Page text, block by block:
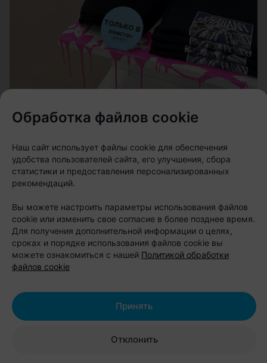
«Мы знаем, как любить Минск во всем
парадные фасады центра, но и за
честный, брутальный характер
спальных и промышленных районов.
Наш город — это не только проспект
Независимости и Троицкое
предместье. Это еще и Шабаны — со
всеми их легендами, индустриальным
характером, панельной эстетикой и
район своим домом. Некоторые,
кажется, все еще воспринимают этот
район через устаревший образ
Обработка файлов cookie
Наш сайт использует файлы cookie для обеспечения
удобства пользователей сайта, его улучшения, сбора
статистики и предоставления персонализированных
рекомендаций.
Вы можете настроить параметры использования файлов
cookie или изменить свое согласие в более позднее время.
Для получения дополнительной информации о целях,
сроках и порядке использования файлов cookie вы
можете ознакомиться с нашей Политикой обработки
файлов cookie
Отклонить
Принять